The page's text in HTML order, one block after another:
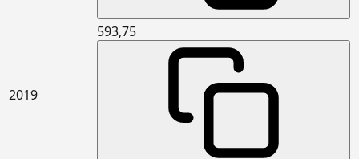
2019
593,75
mukavemeti en az 7,5kPa (TR7,5)
taşyünü levhalar ile dış duvarlarda
dıştan ısı yalıtımı ve üzerine ısı
yalıtım sıvası yapılması (Mantolama)
6 cm kalınlıkta yüzeye dik çekme
mukavemeti en az 7,5kPa (TR7,5)
taşyünü levhalar ile dış duvarlarda
dıştan ısı yalıtımı ve üzerine ısı